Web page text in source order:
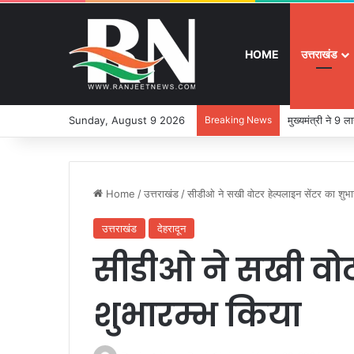
HOME उत्तराखंड
Sunday, August 9 2026 Breaking News मुख्यमंत्री ने 9
Home /उत्तराखंड /सीडीओ ने सखी वोटर हेल्पलाइन सेंटर का
उत्तराखंड देहरादून
सीडीओ ने सखी
शुभारम्भ किया